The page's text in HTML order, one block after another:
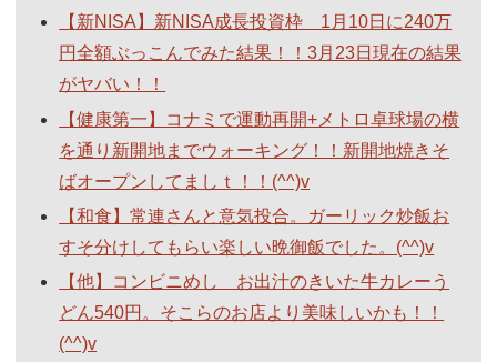
【新NISA】新NISA成長投資枠 1月10日に240万
円全額ぶっこんでみた結果！！3月23日現在の結果
がヤバい！！
【健康第一】コナミで運動再開+メトロ卓球場の横
を通り新開地までウォーキング！！新開地焼きそ
ばオープンしてましｔ！！(^^)v
【和食】常連さんと意気投合。ガーリック炒飯お
すそ分けしてもらい楽しい晩御飯でした。(^^)v
【他】コンビニめし お出汁のきいた牛カレーう
どん540円。そこらのお店より美味しいかも！！
(^^)v